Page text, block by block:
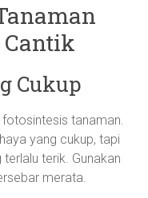
Cukup
tanaman.
yang cukup, tapi
terik. Gunakan
merata.